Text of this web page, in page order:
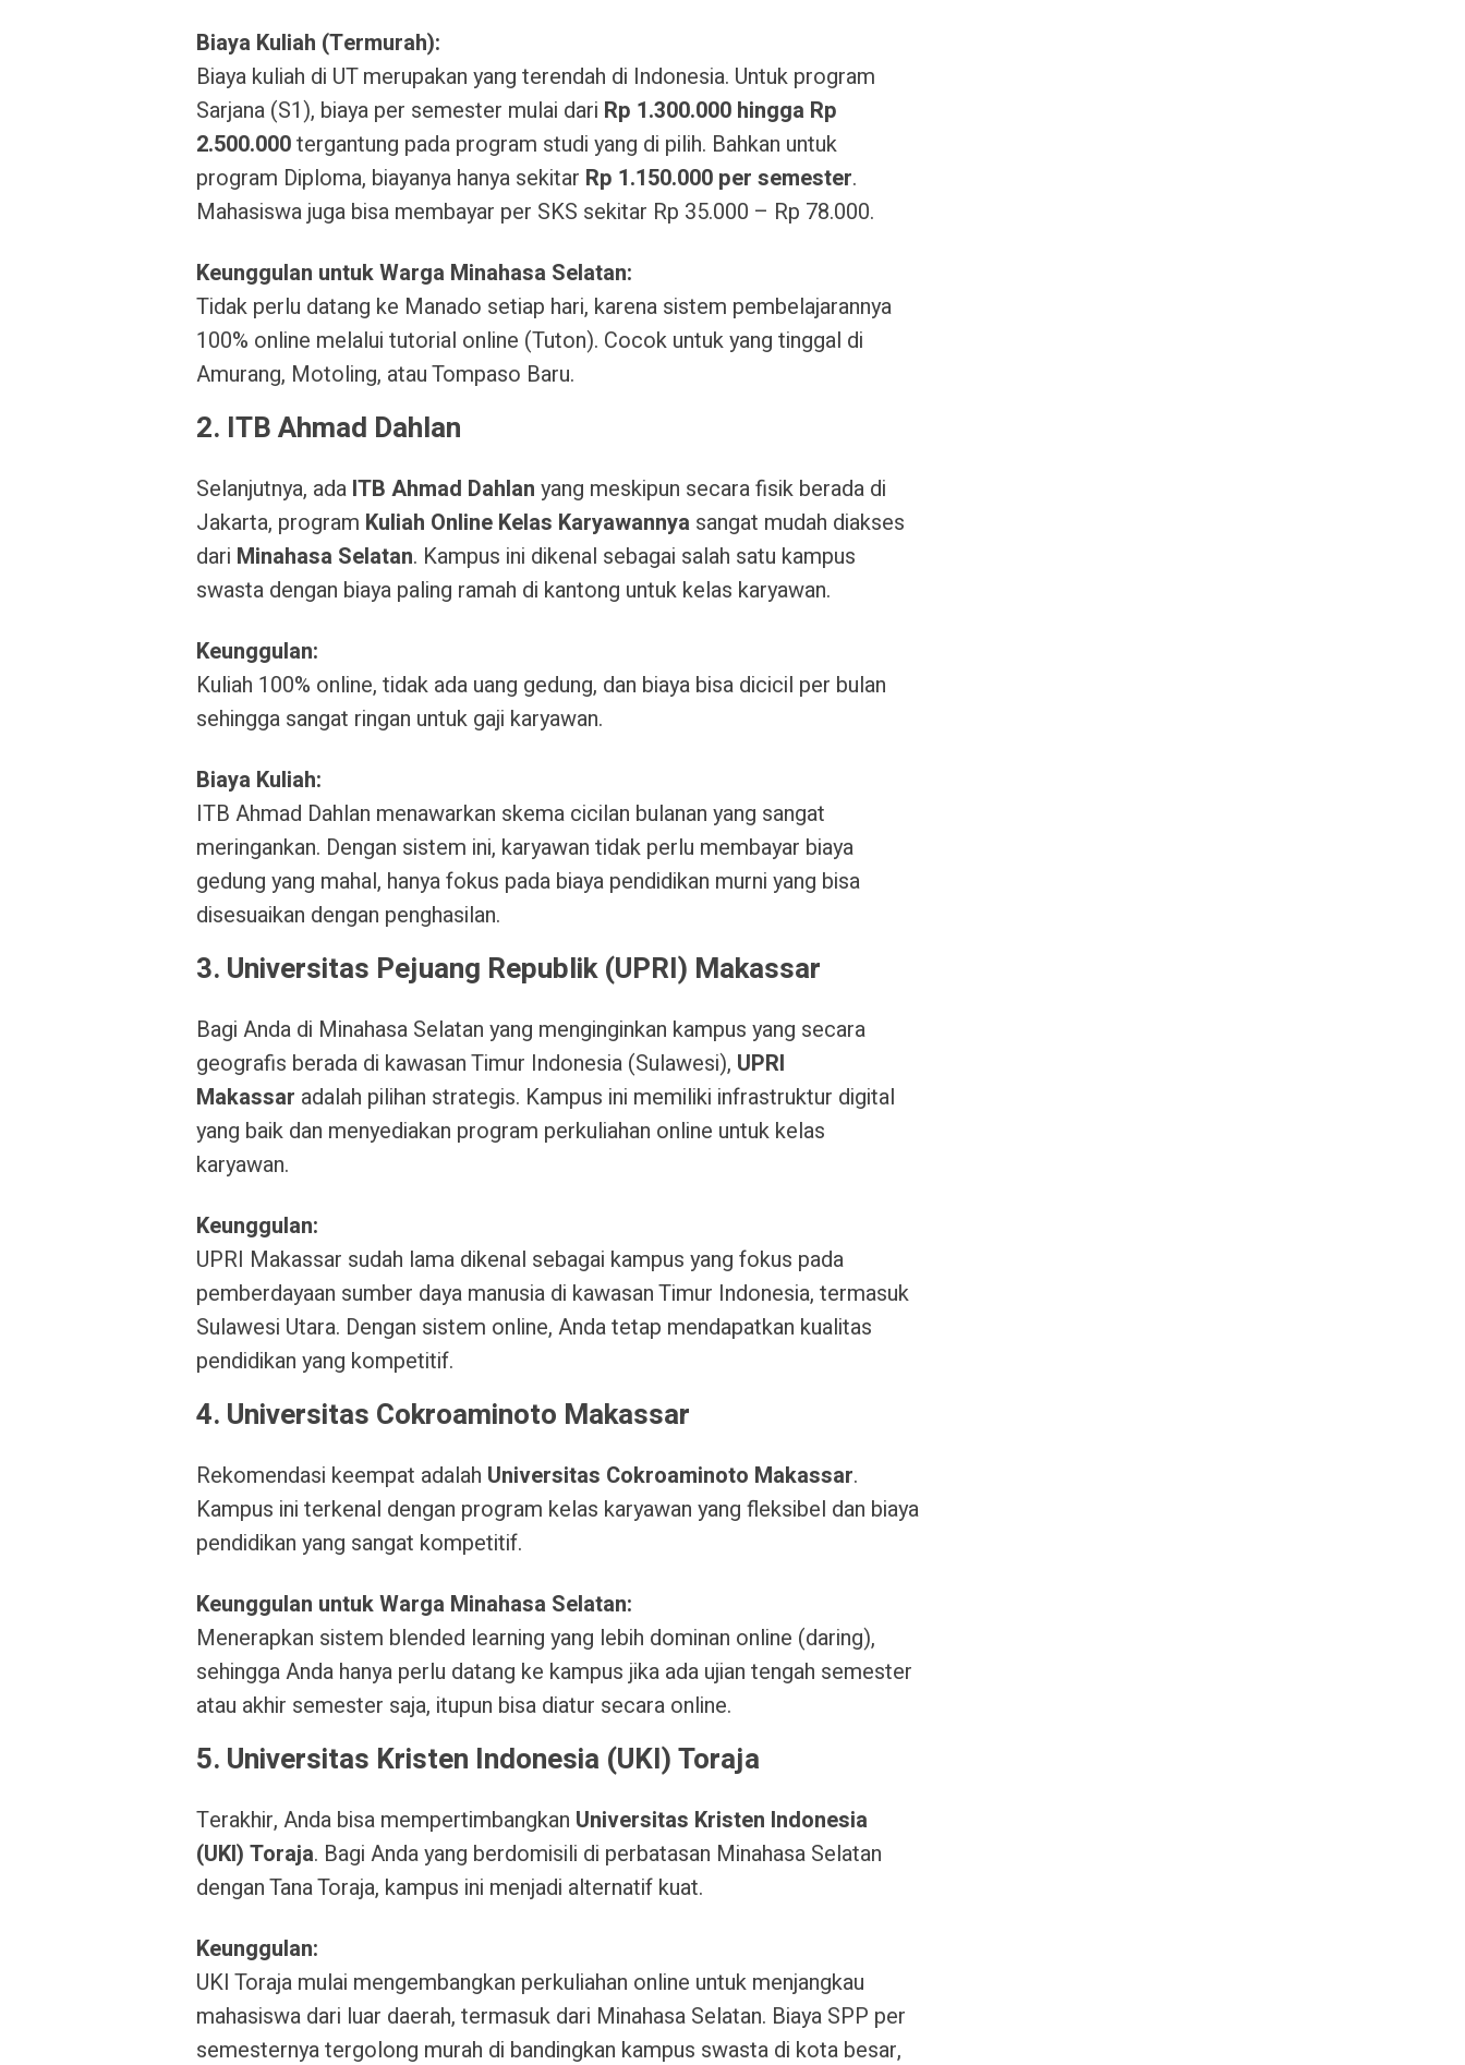
Biaya Kuliah (Termurah):
Biaya kuliah di UT merupakan yang terendah di Indonesia. Untuk program
Sarjana (S1), biaya per semester mulai dari Rp 1.300.000 hingga Rp
2.500.000tergantung pada program studi yang di pilih. Bahkan untuk
program Diploma, biayanya hanya sekitar Rp 1.150.000 per semester.
Mahasiswa juga bisa membayar per SKS sekitar Rp 35.000 – Rp 78.000.
Keunggulan untuk Warga Minahasa Selatan:
Tidak perlu datang ke Manado setiap hari, karena sistem pembelajarannya
100% online melalui tutorial online (Tuton). Cocok untuk yang tinggal di
Amurang, Motoling, atau Tompaso Baru.
2. ITB Ahmad Dahlan
Selanjutnya, ada ITB Ahmad Dahlan yang meskipun secara fisik berada di
Jakarta, program Kuliah Online Kelas Karyawannya sangat mudah diakses
dari Minahasa Selatan. Kampus ini dikenal sebagai salah satu kampus
swasta dengan biaya paling ramah di kantong untuk kelas karyawan.
Keunggulan:
Kuliah 100% online, tidak ada uang gedung, dan biaya bisa dicicil per bulan
sehingga sangat ringan untuk gaji karyawan.
Biaya Kuliah:
ITB Ahmad Dahlan menawarkan skema cicilan bulanan yang sangat
meringankan. Dengan sistem ini, karyawan tidak perlu membayar biaya
gedung yang mahal, hanya fokus pada biaya pendidikan murni yang bisa
disesuaikan dengan penghasilan.
3. Universitas Pejuang Republik (UPRI) Makassar
Bagi Anda di Minahasa Selatan yang menginginkan kampus yang secara
geografis berada di kawasan Timur Indonesia (Sulawesi), UPRI
Makassar adalah pilihan strategis. Kampus ini memiliki infrastruktur digital
yang baik dan menyediakan program perkuliahan online untuk kelas
karyawan.
Keunggulan:
UPRI Makassar sudah lama dikenal sebagai kampus yang fokus pada
pemberdayaan sumber daya manusia di kawasan Timur Indonesia, termasuk
Sulawesi Utara. Dengan sistem online, Anda tetap mendapatkan kualitas
pendidikan yang kompetitif.
4. Universitas Cokroaminoto Makassar
Rekomendasi keempat adalah Universitas Cokroaminoto Makassar.
Kampus ini terkenal dengan program kelas karyawan yang fleksibel dan biaya
pendidikan yang sangat kompetitif.
Keunggulan untuk Warga Minahasa Selatan:
Menerapkan sistem blended learning yang lebih dominan online (daring),
sehingga Anda hanya perlu datang ke kampus jika ada ujian tengah semester
atau akhir semester saja, itupun bisa diatur secara online.
5. Universitas Kristen Indonesia (UKI) Toraja
Terakhir, Anda bisa mempertimbangkan Universitas Kristen Indonesia
(UKI) Toraja. Bagi Anda yang berdomisili di perbatasan Minahasa Selatan
dengan Tana Toraja, kampus ini menjadi alternatif kuat.
Keunggulan:
UKI Toraja mulai mengembangkan perkuliahan online untuk menjangkau
mahasiswa dari luar daerah, termasuk dari Minahasa Selatan. Biaya SPP per
semesternya tergolong murah di bandingkan kampus swasta di kota besar,